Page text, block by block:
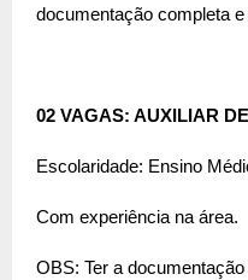
documentação completa
02 VAGAS: AUXILIAR
Escolaridade: Ensino
Com experiência na área.
OBS: Ter a